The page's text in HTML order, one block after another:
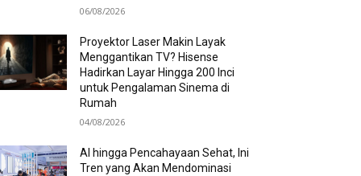
06/08/2026
Proyektor Laser Makin Layak
Menggantikan TV? Hisense
Hadirkan Layar Hingga 200 Inci
untuk Pengalaman Sinema di
Rumah
04/08/2026
AI hingga Pencahayaan Sehat, Ini
Tren yang Akan Mendominasi